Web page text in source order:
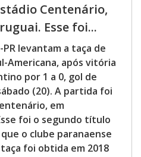
Centenário,
Esse foi...
levantam a taça de
Americana, após vitória
por 1 a 0, gol de
(20). A partida foi
em
foi o segundo título
o clube paranaense
foi obtida em 2018